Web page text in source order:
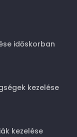
időskorban
kezelése
kezelése